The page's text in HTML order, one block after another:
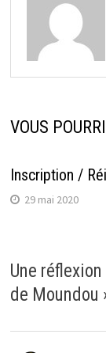
VOUS
Inscription /
29 mai 2020
Une réflexion
de Moundou